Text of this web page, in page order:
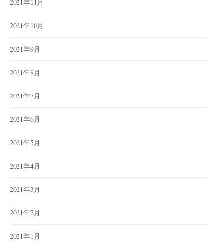
2021年11月
2021年10月
2021年9月
2021年8月
2021年7月
2021年6月
2021年5月
2021年4月
2021年3月
2021年2月
2021年1月